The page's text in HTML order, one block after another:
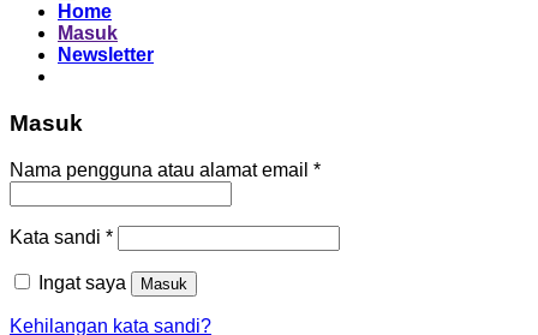
Home
Masuk
Newsletter
Masuk
Nama pengguna atau alamat email *Wajib
Kata sandi *Wajib
Ingat saya Masuk
Kehilangan kata sandi?